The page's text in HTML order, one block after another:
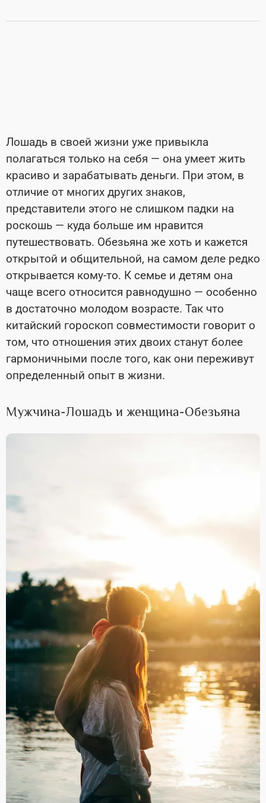
Лошадь в своей жизни уже привыкла
полагаться только на себя — она умеет жить
красиво и зарабатывать деньги. При этом, в
отличие от многих других знаков,
представители этого не слишком падки на
роскошь — куда больше им нравится
путешествовать. Обезьяна же хоть и кажется
открытой и общительной, на самом деле редко
открывается кому-то. К семье и детям она
чаще всего относится равнодушно — особенно
в достаточно молодом возрасте. Так что
китайский гороскоп совместимости говорит о
том, что отношения этих двоих станут более
гармоничными после того, как они переживут
определенный опыт в жизни.
Мужчина-Лошадь и женщина-Обезьяна